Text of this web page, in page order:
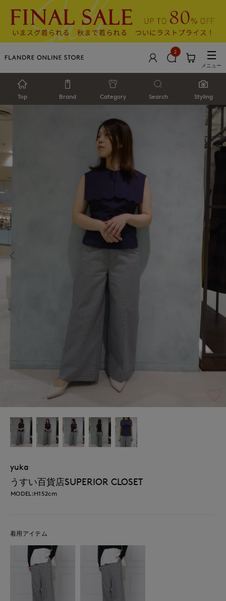
2
メニュー
Top Brand Category Search Styling
yuka
うすい百貨店SUPERIOR CLOSET
MODEL:H152cm
着用アイテム